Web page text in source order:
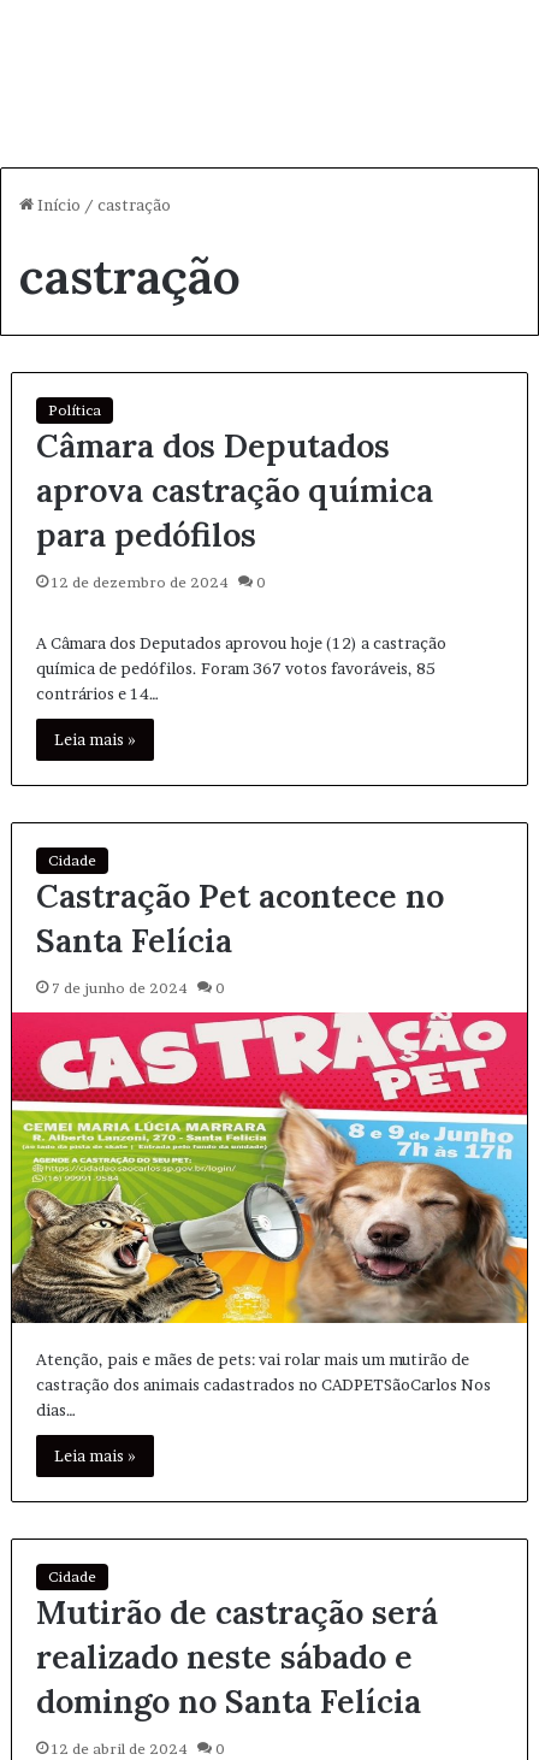
Início / castração
castração
Política
Câmara dos Deputados
aprova castração química
para pedófilos
12 de dezembro de 2024 0
A Câmara dos Deputados aprovou hoje (12) a castração
química de pedófilos. Foram 367 votos favoráveis, 85
contrários e 14…
Leia mais »
Cidade
Castração Pet acontece no
Santa Felícia
7 de junho de 2024 0
Atenção, pais e mães de pets: vai rolar mais um mutirão de
castração dos animais cadastrados no CADPETSãoCarlos Nos
dias…
Leia mais »
Cidade
Mutirão de castração será
realizado neste sábado e
domingo no Santa Felícia
12 de abril de 2024 0